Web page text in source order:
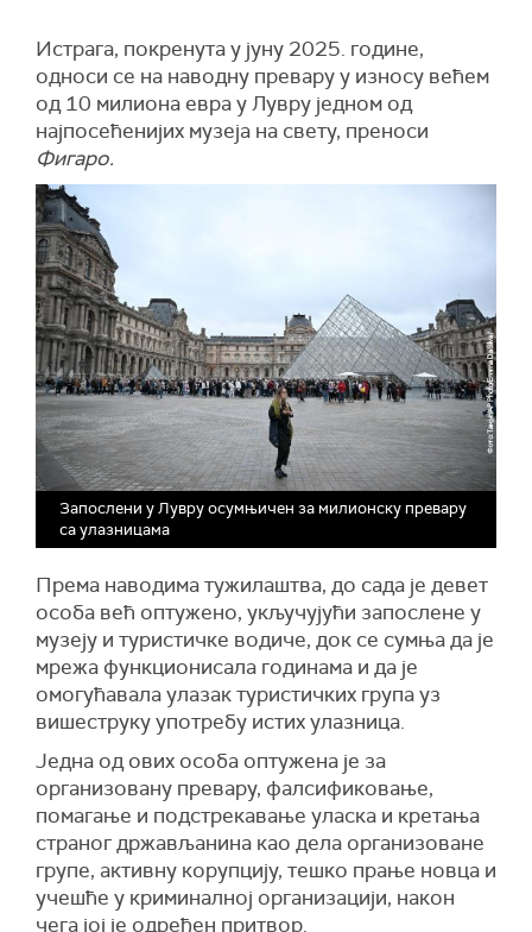
Истрага, покренута у јуну 2025. године,
односи се на наводну превару у износу већем
од 10 милиона евра у Лувру једном од
најпосећенијих музеја на свету, преноси
Фигаро.
Запослени у Лувру осумњичен за милионску превару
са улазницама
Према наводима тужилаштва, до сада је девет
особа већ оптужено, укључујући запослене у
музеју и туристичке водиче, док се сумња да је
мрежа функционисала годинама и да је
омогућавала улазак туристичких група уз
вишеструку употребу истих улазница.
Једна од ових особа оптужена је за
организовану превару, фалсификовање,
помагање и подстрекавање уласка и кретања
страног држављанина као дела организоване
групе, активну корупцију, тешко прање новца и
учешће у криминалној организацији, након
чега јој је одређен притвор.